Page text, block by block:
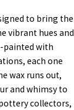
to bring the
vibrant hues and
painted with
each one
wax runs out,
and whimsy to
collectors,